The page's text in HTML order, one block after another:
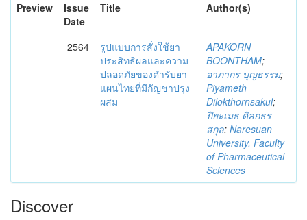
Preview
Issue
Date
Title Author(s)
2564
รูปแบบการสั่งใช้ยา
ประสิทธิผลและความ
ปลอดภัยของตำรับยา
แผนไทยที่มีกัญชาปรุง
ผสม
APAKORN
BOONTHAM;
อาภากร บุญธรรม;
Piyameth
Dilokthornsakul;
ปิยะเมธ ดิลกธร
สกุล; Naresuan
University. Faculty
of Pharmaceutical
Sciences
Discover